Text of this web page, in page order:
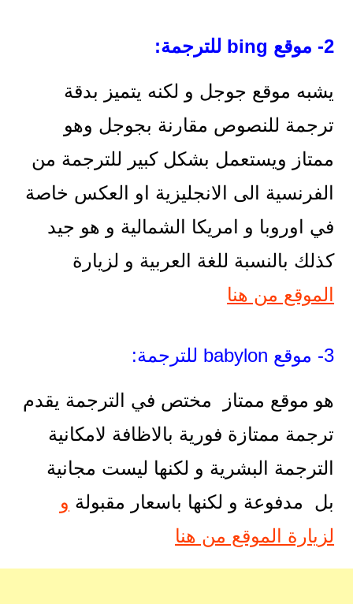
2- موقع bing للترجمة:
يشبه موقع جوجل و لكنه يتميز بدقة
ترجمة للنصوص مقارنة بجوجل وهو
ممتاز ويستعمل بشكل كبير للترجمة من
الفرنسية الى الانجليزية او العكس خاصة
في اوروبا و امريكا الشمالية و هو جيد
كذلك بالنسبة للغة العربية و لزيارة
الموقع من هنا
3- موقع babylon للترجمة:
هو موقع ممتاز مختص في الترجمة يقدم
ترجمة ممتازة فورية بالاظافة لامكانية
الترجمة البشرية و لكنها ليست مجانية
بل مدفوعة و لكنها باسعار مقبولة و
لزيارة الموقع من هنا